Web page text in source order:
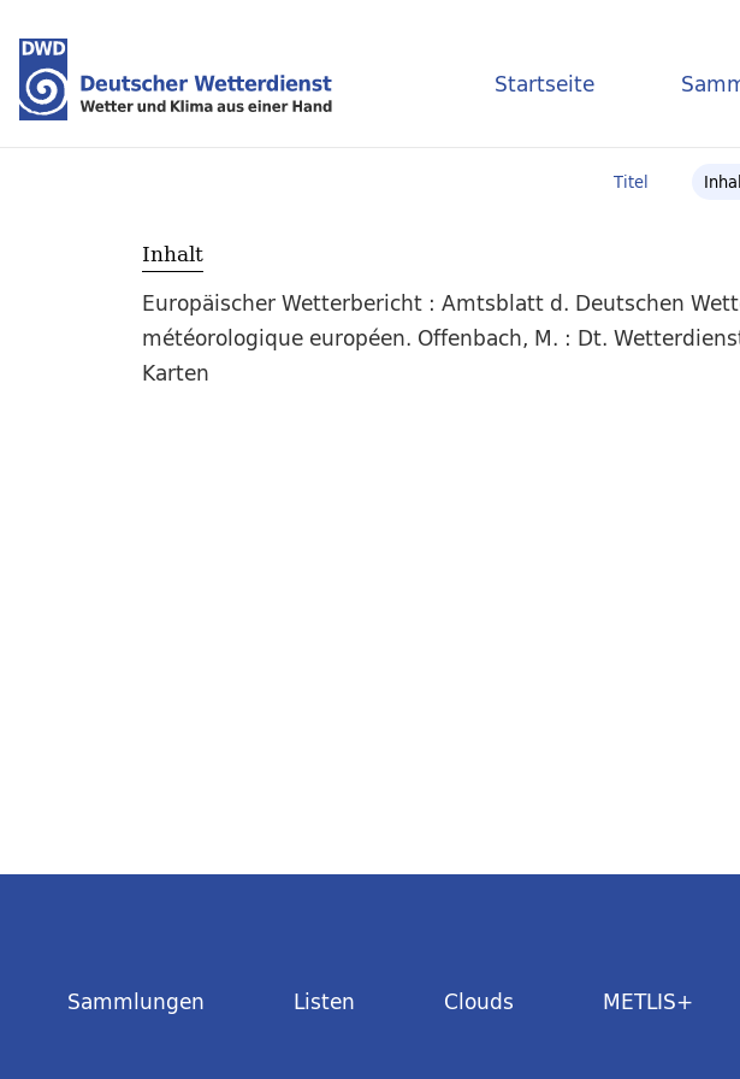
Startseite
Titel
Inhalt
Europäischer Wetterbericht : Amtsblatt d. Deutschen
météorologique européen. Offenbach, M. : Dt.
Karten
Sammlungen Listen Clouds METLIS+